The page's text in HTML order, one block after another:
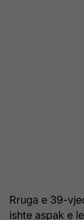
Rruga e 39-
ishte aspak e